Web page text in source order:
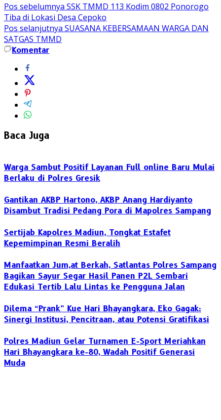
Pos sebelumnya SSK TMMD 113 Kodim 0802 Ponorogo
Tiba di Lokasi Desa Cepoko
Pos selanjutnya SUASANA KEBERSAMAAN WARGA DAN
SATGAS TMMD
Komentar
Baca Juga
Warga Sambut Positif Layanan Full online Baru Mulai
Berlaku di Polres Gresik
Gantikan AKBP Hartono, AKBP Anang Hardiyanto
Disambut Tradisi Pedang Pora di Mapolres Sampang
Sertijab Kapolres Madiun, Tongkat Estafet
Kepemimpinan Resmi Beralih
Manfaatkan Jum,at Berkah, Satlantas Polres Sampang
Bagikan Sayur Segar Hasil Panen P2L Sembari
Edukasi Tertib Lalu Lintas ke Pengguna Jalan
Dilema “Prank” Kue Hari Bhayangkara, Eko Gagak:
Sinergi Institusi, Pencitraan, atau Potensi Gratifikasi
Polres Madiun Gelar Turnamen E-Sport Meriahkan
Hari Bhayangkara ke-80, Wadah Positif Generasi
Muda